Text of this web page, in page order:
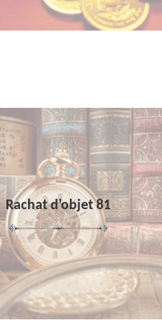
Rachat d'objet 81